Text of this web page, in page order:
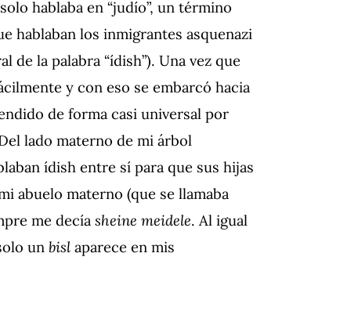
hablaba en “judío”, un término
hablaban los inmigrantes asquenazi
la palabra “ídish”). Una vez que
y con eso se embarcó hacia
de forma casi universal por
lado materno de mi árbol
ídish entre sí para que sus hijas
abuelo materno (que se llamaba
me decía sheine meidele. Al igual
un bisl aparece en mis